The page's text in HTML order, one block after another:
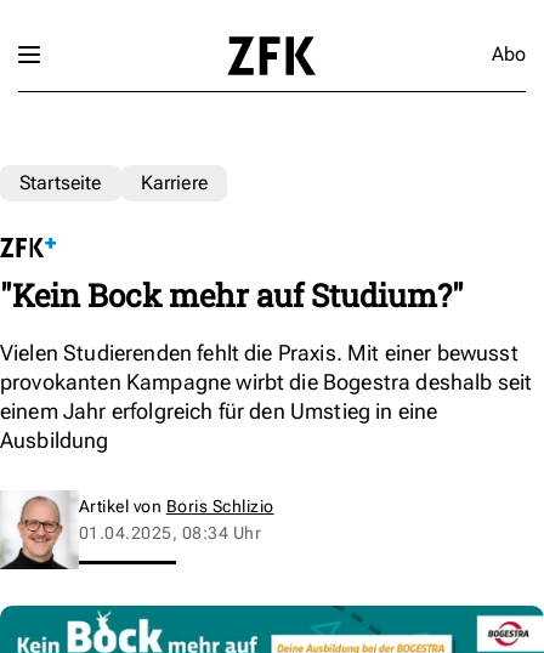
Abo
Startseite Karriere
"Kein Bock mehr auf Studium?"
Vielen Studierenden fehlt die Praxis. Mit einer bewusst
provokanten Kampagne wirbt die Bogestra deshalb seit
einem Jahr erfolgreich für den Umstieg in eine
Ausbildung
Artikel von Boris Schlizio
01.04.2025, 08:34 Uhr